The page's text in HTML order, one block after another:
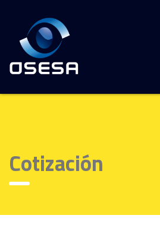
Cotización